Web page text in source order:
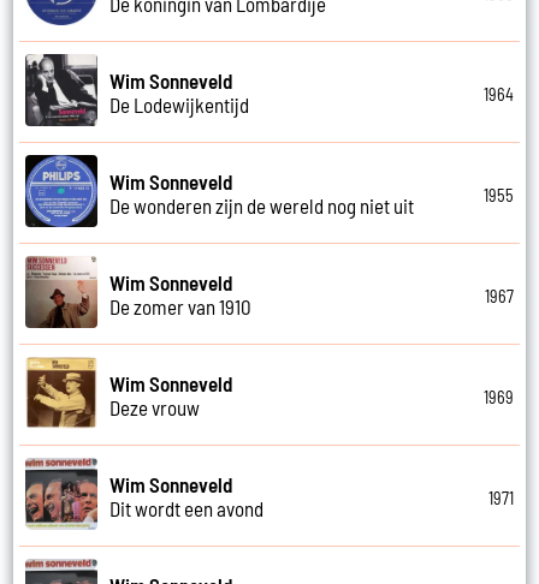
Wim Sonneveld
De Lodewijkentijd
1964
Wim Sonneveld
De wonderen zijn de wereld nog niet uit
1955
Wim Sonneveld
De zomer van 1910
1967
Wim Sonneveld
Deze vrouw
1969
Wim Sonneveld
Dit wordt een avond
1971